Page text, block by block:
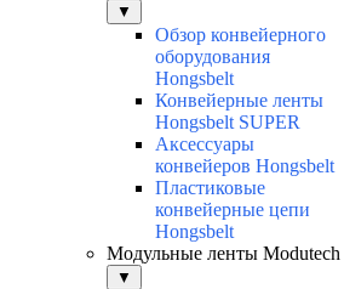
▼
Обзор конвейерного
оборудования
Hongsbelt
Конвейерные ленты
Hongsbelt SUPER
Аксессуары
конвейеров Hongsbelt
Пластиковые
конвейерные цепи
Hongsbelt
Модульные ленты Modutech
▼